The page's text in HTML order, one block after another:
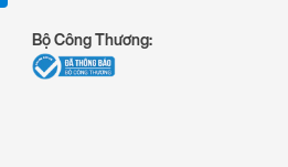
Bộ Công Thương: